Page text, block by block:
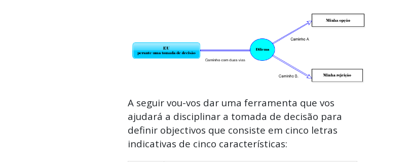
A seguir vou-vos dar uma ferramenta que vos
ajudará a disciplinar a tomada de decisão para
definir objectivos que consiste em cinco letras
indicativas de cinco características: